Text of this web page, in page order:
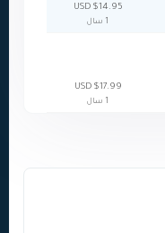
$14.95 USD
1 سال
$17.99 USD
1 سال